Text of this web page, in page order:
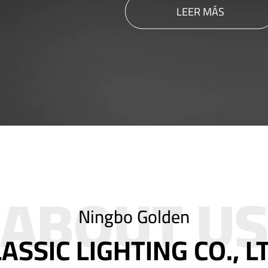
LEER MÁS
Ningbo Golden
LIGHTING CO.,